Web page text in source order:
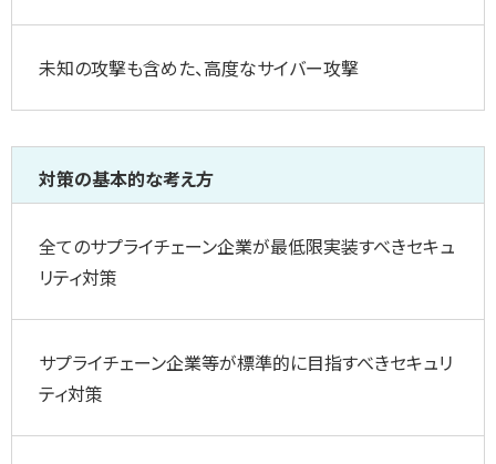
未知の攻撃も含めた、高度なサイバー攻撃
対策の基本的な考え方
全てのサプライチェーン企業が最低限実装すべきセキュ
リティ対策
サプライチェーン企業等が標準的に目指すべきセキュリ
ティ対策